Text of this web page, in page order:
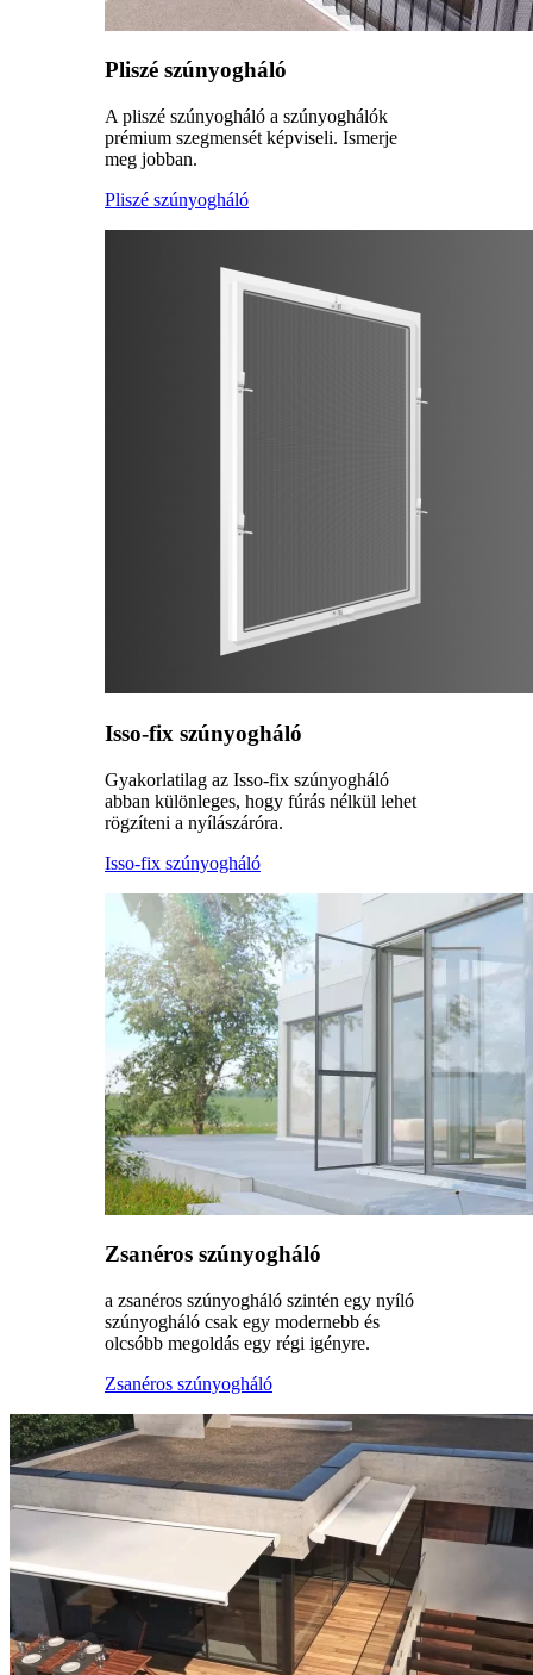
Pliszé szúnyogháló
A pliszé szúnyogháló a szúnyoghálók
prémium szegmensét képviseli. Ismerje
meg jobban.
Pliszé szúnyogháló
Isso-fix szúnyogháló
Gyakorlatilag az Isso-fix szúnyogháló
abban különleges, hogy fúrás nélkül lehet
rögzíteni a nyílászáróra.
Isso-fix szúnyogháló
Zsanéros szúnyogháló
a zsanéros szúnyogháló szintén egy nyíló
szúnyogháló csak egy modernebb és
olcsóbb megoldás egy régi igényre.
Zsanéros szúnyogháló